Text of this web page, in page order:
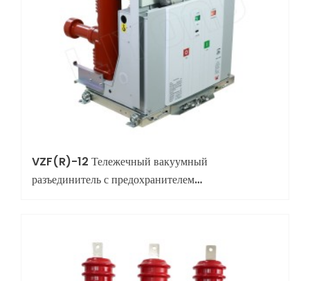
VZF(R)-12 Тележечный вакуумный
разъединитель с предохранителем